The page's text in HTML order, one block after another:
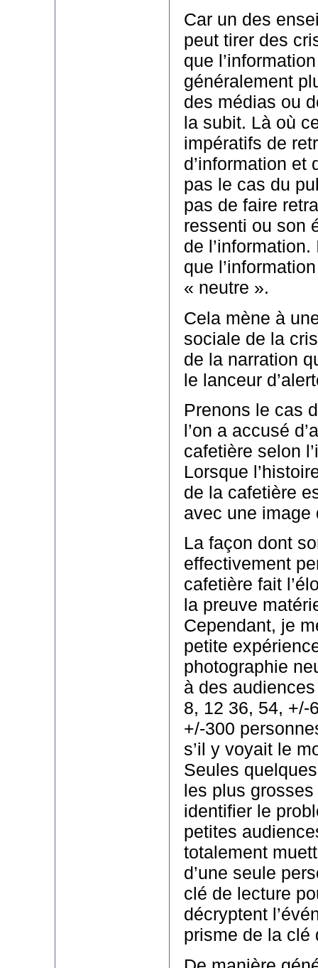
Car un des
peut tirer des
que
généralement
des médias ou
la subit. Là où
impératifs de
d’information et
pas le cas du
pas de faire
ressenti ou son
de
que
« neutre ».
Cela mène à
sociale de la
de la narration
le lanceur
Prenons le cas
l’on a accusé
cafetière selon
Lorsque
de la cafetière
avec une image
La façon dont
effectivement
cafetière fait
la preuve
Cependant, je
petite
photographie
à des
8, 12 36, 54, +/-
+/-300
s’il y voyait le
Seules
les plus
identifier le
petites
totalement
d’une seule
clé de lecture
décryptent
prisme de la clé